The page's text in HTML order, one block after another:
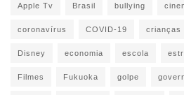
Apple Tv Brasil bullying
coronavírus COVID-19 crianças
Disney economia escola
Filmes Fukuoka golpe